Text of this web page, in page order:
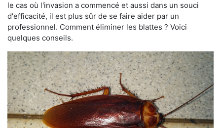
le cas où l'invasion a commencé et aussi dans un souci
d'efficacité, il est plus sûr de se faire aider par un
professionnel. Comment éliminer les blattes ? Voici
quelques conseils.